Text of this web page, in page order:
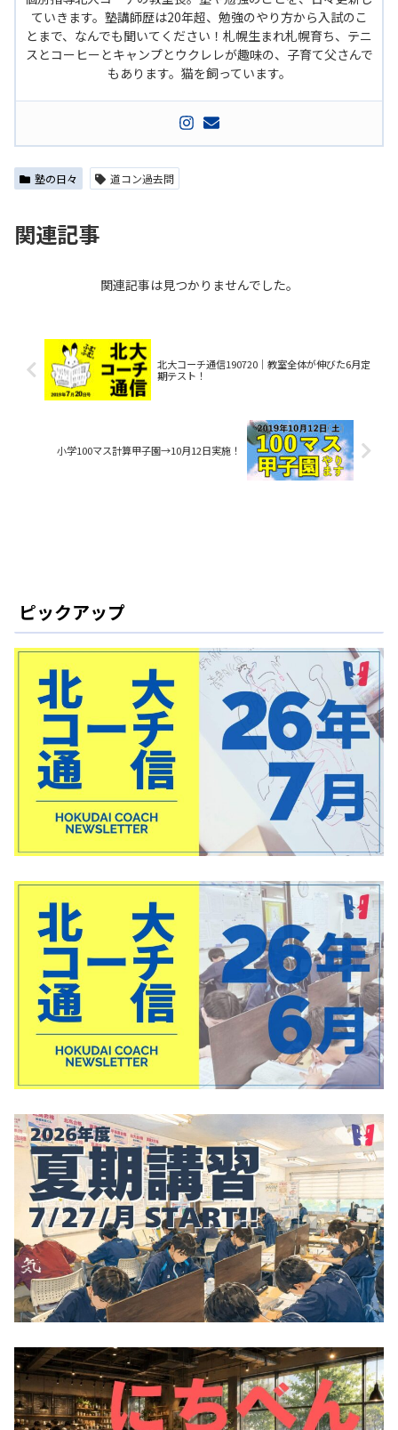
ていきます。塾講師歴は20年超、勉強のやり方から入試のこ
とまで、なんでも聞いてください！札幌生まれ札幌育ち、テニ
スとコーヒーとキャンプとウクレレが趣味の、子育て父さんで
もあります。猫を飼っています。
塾の日々 道コン過去問
関連記事
関連記事は見つかりませんでした。
北大コーチ通信190720│教室全体が伸びた6月定
期テスト！
小学100マス計算甲子園→10月12日実施！
ピックアップ